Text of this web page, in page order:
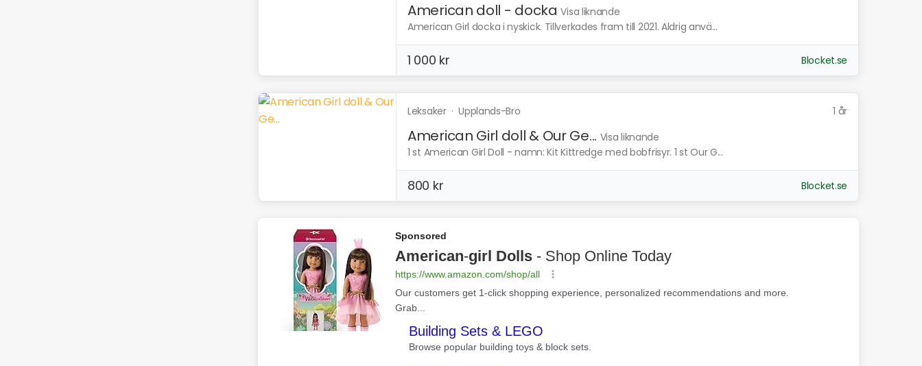
American doll - docka Visa liknande
American Girl docka i nyskick. Tillverkades fram till 2021. Aldrig anvä...
1 000 kr Blocket.se
Leksaker·Upplands-Bro 1 år
American Girl doll & Our Ge... Visa liknande
1 st American Girl Doll - namn: Kit Kittredge med bobfrisyr. 1 st Our G...
800 kr Blocket.se